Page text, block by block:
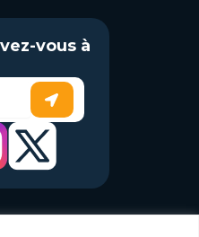
vous à
Submit